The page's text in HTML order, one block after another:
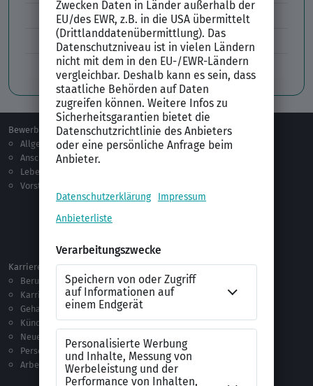
Lücken im Lebenslauf
Tabellarischer Lebenslauf
Professionelles Bewerbungsfoto
Bewerben
Allgemeines
Anschreiben
Lebenslauf
Vorstellungsgespräch
Berufsorientierung
Ausbildung
Jobprofile
Karriere
Berufseinstieg
Karriere machen
Gehalt
Kündigung
Neue Arbeitswelt
Personalführung
Arbeitsrecht
Vorlagen & Tests
Anschreiben-Vorlagen
Lebenslauf-Vorlagen
Checklisten
Testverfahren
Alle Word-Dateien
Alle Downloads